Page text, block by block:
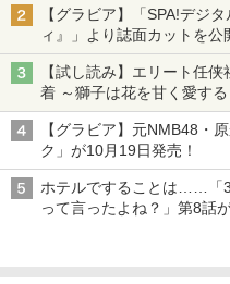
【グラビア】「SPA!デジ
ィ』」より誌面カットを公
【試し読み】エリート任
着 ～獅子は花を甘く愛す
【グラビア】元NMB48・
ク」が10月19日発売！
ホテルですることは……「
って言ったよね？」第8話